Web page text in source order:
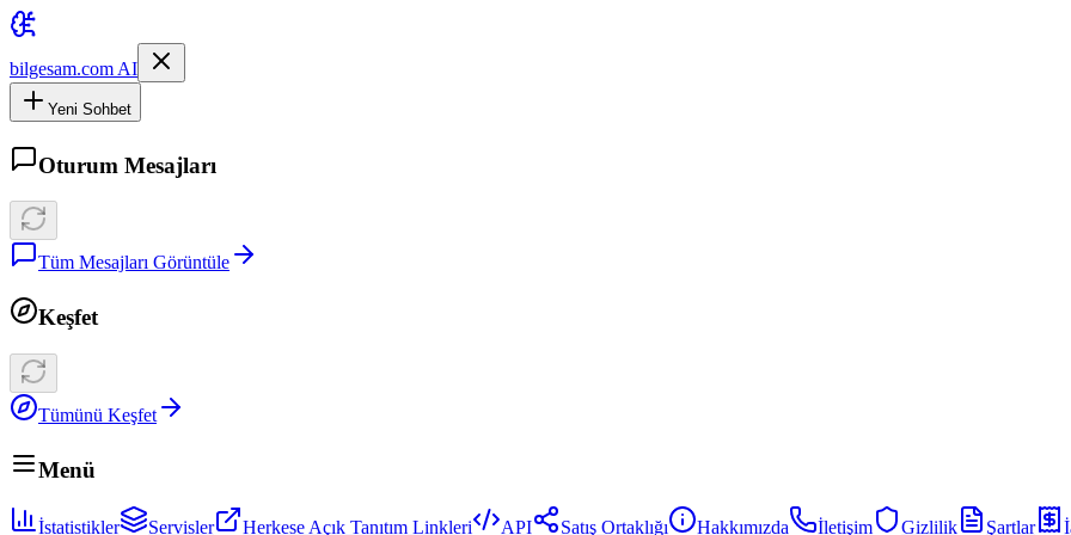
bilgesam.com AI
Yeni Sohbet
Oturum Mesajları
Tüm Mesajları Görüntüle
Keşfet
Tümünü Keşfet
Menü
İstatistikler Servisler Herkese Açık Tanıtım Linkleri API Satış Ortaklığı Hakkımızda İletişim Gizlilik Şartlar